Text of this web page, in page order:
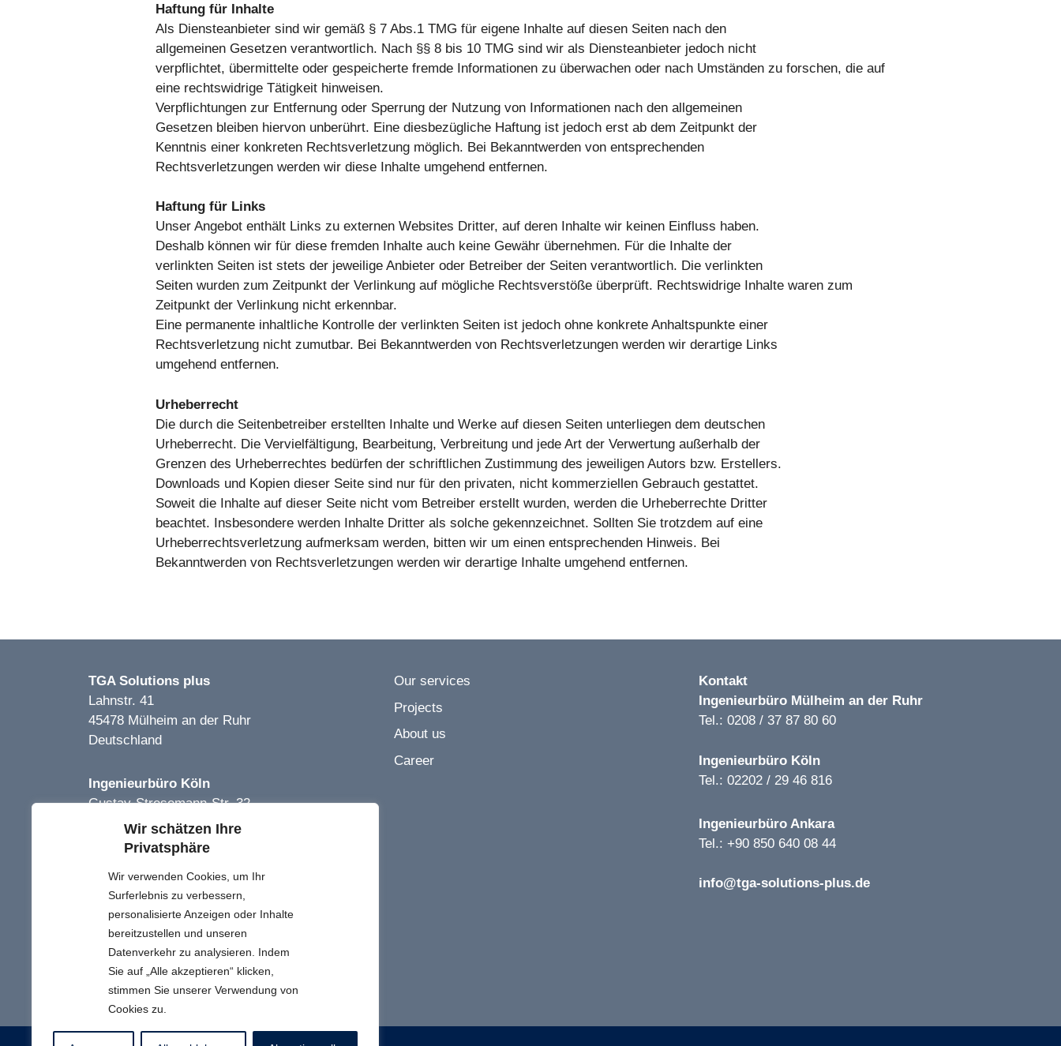
Wir schätzen Ihre
Privatsphäre
Wir verwenden Cookies, um Ihr
Surferlebnis zu verbessern,
personalisierte Anzeigen oder Inhalte
bereitzustellen und unseren
Datenverkehr zu analysieren. Indem
Sie auf „Alle akzeptieren“ klicken,
stimmen Sie unserer Verwendung von
Cookies zu.
Haftung für Inhalte
Als Diensteanbieter sind wir gemäß § 7 Abs.1 TMG für eigene Inhalte auf diesen Seiten nach den
allgemeinen Gesetzen verantwortlich. Nach §§ 8 bis 10 TMG sind wir als Diensteanbieter jedoch nicht
verpflichtet, übermittelte oder gespeicherte fremde Informationen zu überwachen oder nach Umständen zu forschen, die auf
eine rechtswidrige Tätigkeit hinweisen.
Verpflichtungen zur Entfernung oder Sperrung der Nutzung von Informationen nach den allgemeinen
Gesetzen bleiben hiervon unberührt. Eine diesbezügliche Haftung ist jedoch erst ab dem Zeitpunkt der
Kenntnis einer konkreten Rechtsverletzung möglich. Bei Bekanntwerden von entsprechenden
Rechtsverletzungen werden wir diese Inhalte umgehend entfernen.
Haftung für Links
Unser Angebot enthält Links zu externen Websites Dritter, auf deren Inhalte wir keinen Einfluss haben.
Deshalb können wir für diese fremden Inhalte auch keine Gewähr übernehmen. Für die Inhalte der
verlinkten Seiten ist stets der jeweilige Anbieter oder Betreiber der Seiten verantwortlich. Die verlinkten
Seiten wurden zum Zeitpunkt der Verlinkung auf mögliche Rechtsverstöße überprüft. Rechtswidrige Inhalte waren zum
Zeitpunkt der Verlinkung nicht erkennbar.
Eine permanente inhaltliche Kontrolle der verlinkten Seiten ist jedoch ohne konkrete Anhaltspunkte einer
Rechtsverletzung nicht zumutbar. Bei Bekanntwerden von Rechtsverletzungen werden wir derartige Links
umgehend entfernen.
Urheberrecht
Die durch die Seitenbetreiber erstellten Inhalte und Werke auf diesen Seiten unterliegen dem deutschen
Urheberrecht. Die Vervielfältigung, Bearbeitung, Verbreitung und jede Art der Verwertung außerhalb der
Grenzen des Urheberrechtes bedürfen der schriftlichen Zustimmung des jeweiligen Autors bzw. Erstellers.
Downloads und Kopien dieser Seite sind nur für den privaten, nicht kommerziellen Gebrauch gestattet.
Soweit die Inhalte auf dieser Seite nicht vom Betreiber erstellt wurden, werden die Urheberrechte Dritter
beachtet. Insbesondere werden Inhalte Dritter als solche gekennzeichnet. Sollten Sie trotzdem auf eine
Urheberrechtsverletzung aufmerksam werden, bitten wir um einen entsprechenden Hinweis. Bei
Bekanntwerden von Rechtsverletzungen werden wir derartige Inhalte umgehend entfernen.
TGA Solutions plus
Lahnstr. 41
45478 Mülheim an der Ruhr
Deutschland
Ingenieurbüro Köln
Gustav-Stresemann-Str. 32
51469 Bergisch-Gladbach
Deutschland
Kızılırmak Mh. 1443. Cd.
No:25B/11
Çankaya Ankara
Türkei
Our services
Projects
About us
Career
Kontakt
Ingenieurbüro Mülheim an der Ruhr
Tel.: 0208 / 37 87 80 60
Ingenieurbüro Köln
Tel.: 02202 / 29 46 816
Ingenieurbüro Ankara
Tel.: +90 850 640 08 44
info@tga-solutions-plus.de